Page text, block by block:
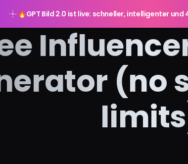
🔥GPT Bild 2.0 ist live: schneller, intelligenter
(no